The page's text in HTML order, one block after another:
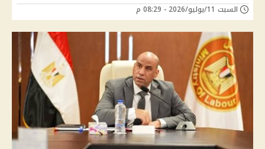
السبت 11/يوليو/2026 - 08:29 م